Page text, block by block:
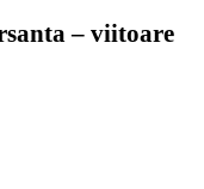
– viitoare